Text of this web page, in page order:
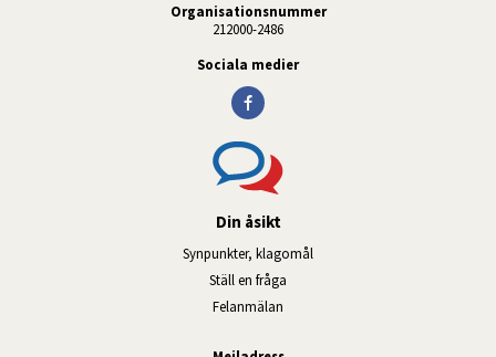
Organisationsnummer
212000-2486
Sociala medier
Din åsikt
Synpunkter, klagomål
Ställ en fråga
Felanmälan